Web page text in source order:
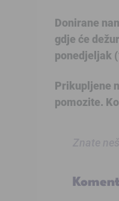
Donirane
gdje će
ponedjeljak
Prikupljene
pomozite.
Znate